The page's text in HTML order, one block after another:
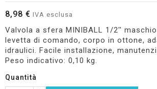
8,98 € IVA esclusa
Valvola a sfera MINIBALL 1/2''
levetta di comando, corpo in ottone,
idraulici. Facile installazione,
Peso indicativo: 0,10 kg.
Quantità